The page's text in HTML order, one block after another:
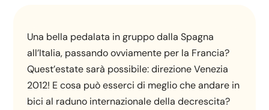
Una bella pedalata in gruppo dalla Spagna
all’Italia, passando ovviamente per la Francia?
Quest’estate sarà possibile: direzione Venezia
2012! E cosa può esserci di meglio che andare in
bici al raduno internazionale della decrescita?